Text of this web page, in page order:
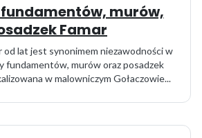
murów,
Famar
od lat jest synonimem niezawodności w
fundamentów, murów oraz posadzek
w malowniczym Gołaczowie...